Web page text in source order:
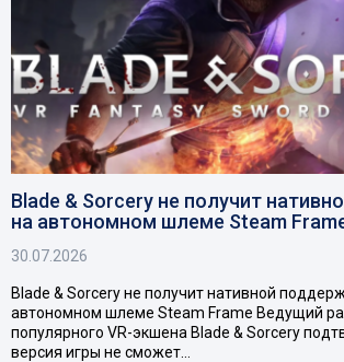
Blade & Sorcery не получит
на автономном шлеме Steam
30.07.2026
Blade & Sorcery не получит нативной
автономном шлеме Steam Frame Ведущий
популярного VR-экшена Blade & Sorcery
версия игры не сможет…